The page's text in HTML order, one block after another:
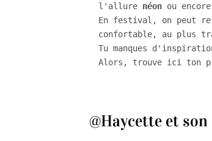
l'allure néon ou
En festival, on peut
confortable, au plus
Tu manques
Alors, trouve ici ton
@Haycette et